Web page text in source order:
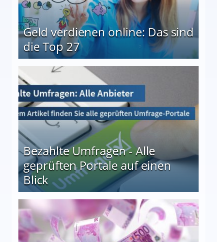
Geld verdienen online: Das sind
die Top 27
Bezahlte Umfragen - Alle
geprüften Portale auf einen
Blick
auf einen Blick